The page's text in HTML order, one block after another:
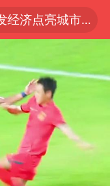
以“新”破局 首发经济点亮城市消费活力
格150.80元/股
楼”读数爆表
中国已成定局
法国下周开始禁止未经同意的电话营销